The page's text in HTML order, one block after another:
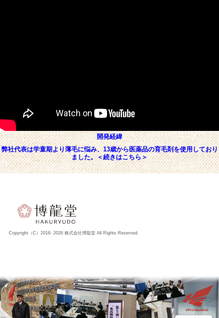
開発経緯
弊社代表は学童期より薄毛に悩み、13歳から医薬品の育毛剤を使用しており
ました。＜続きはこちら＞
Copyright（C）2016- 2026 株式会社博龍堂 All Rights Reserved.